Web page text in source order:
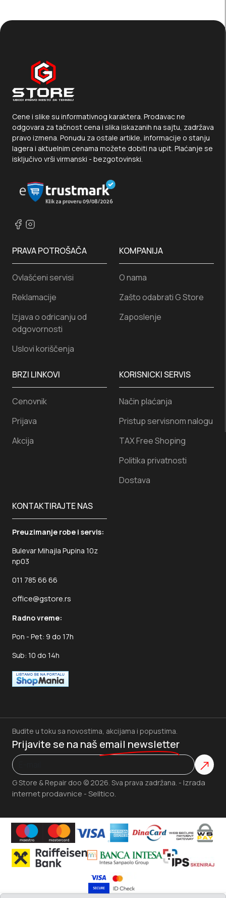
Cene i slike su informativnog karaktera. Prodavac ne
odgovara za tačnost cena i slika iskazanih na sajtu, zadržava
pravo izmena. Ponudu za ostale artikle, informacije o stanju
lagera i aktuelnim cenama možete dobiti na upit. Plaćanje se
isključivo vrši virmanski - bezgotovinski.
KORISNICKI SERVIS
Način plaćanja
Pristup servisnom nalogu
TAX Free Shoping
Politika privatnosti
Dostava
PRAVA POTROŠAČA
Ovlašćeni servisi
Reklamacije
Izjava o odricanju od
odgovornosti
Uslovi koriščenja
KONTAKTIRAJTE NAS
Preuzimanje robe i servis:
Bulevar Mihajla Pupina 10z
np03
011 785 66 66
office@gstore.rs
Radno vreme:
Pon - Pet: 9 do 17h
Sub: 10 do 14h
KOMPANIJA
O nama
Zašto odabrati G Store
Zaposlenje
BRZI LINKOVI
Cenovnik
Prijava
Akcija
G Store & Repair doo © 2026. Sva prava zadržana. - Izrada
internet prodavnice - Selltico.
Budite u toku sa novostima, akcijama i popustima.
Prijavite se na naš email newsletter